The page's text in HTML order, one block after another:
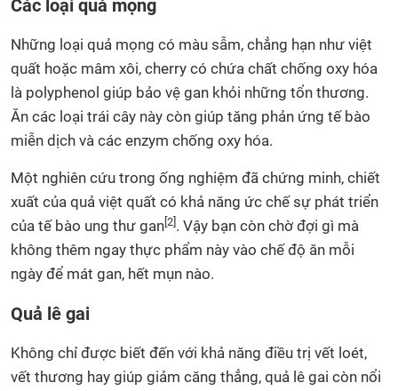
Các loại quả mọng
Những loại quả mọng có màu sẫm, chẳng hạn như việt
quất hoặc mâm xôi, cherry có chứa chất chống oxy hóa
là polyphenol giúp bảo vệ gan khỏi những tổn thương.
Ăn các loại trái cây này còn giúp tăng phản ứng tế bào
miễn dịch và các enzym chống oxy hóa.
Một nghiên cứu trong ống nghiệm đã chứng minh, chiết
xuất của quả việt quất có khả năng ức chế sự phát triển
của tế bào ung thư gan [2] . Vậy bạn còn chờ đợi gì mà
không thêm ngay thực phẩm này vào chế độ ăn mỗi
ngày để mát gan, hết mụn nào.
Quả lê gai
Không chỉ được biết đến với khả năng điều trị vết loét,
vết thương hay giúp giảm căng thẳng, quả lê gai còn nổi